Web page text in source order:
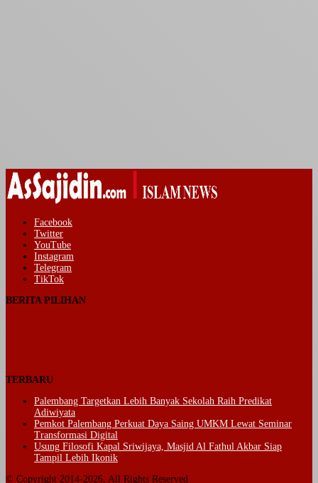
Facebook
Twitter
YouTube
Instagram
Telegram
TikTok
BERITA PILIHAN
TERBARU
Palembang Targetkan Lebih Banyak Sekolah Raih Predikat
Adiwiyata
Pemkot Palembang Perkuat Daya Saing UMKM Lewat Seminar
Transformasi Digital
Usung Filosofi Kapal Sriwijaya, Masjid Al Fathul Akbar Siap
Tampil Lebih Ikonik
© Copyright 2014-2026, All Rights Reserved